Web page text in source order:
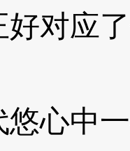
应了
中一